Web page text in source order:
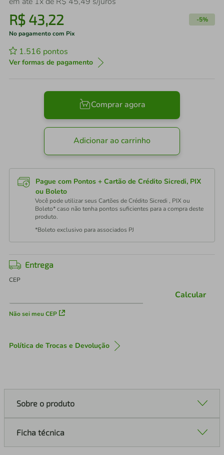
R$ 43,22 -5%
No pagamento com Pix
1.516 pontos
Ver formas de pagamento
Comprar agora
Adicionar ao carrinho
Pague com Pontos + Cartão de Crédito Sicredi, PIX
ou Boleto
Você pode utilizar seus Cartões de Crédito Sicredi , PIX ou
Boleto* caso não tenha pontos suficientes para a compra deste
produto.
*Boleto exclusivo para associados PJ
Entrega
CEP
Não sei meu CEP
Calcular
Política de Trocas e Devolução
Sobre o produto
Ficha técnica